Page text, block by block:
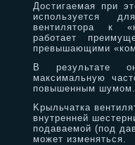
Достигаемая при
используется
вентилятора к
работает
превышающими
В результате
максимальную
повышенным шумом.
Kрыльчатка
внутренней
подаваемой (под
может изменяться.